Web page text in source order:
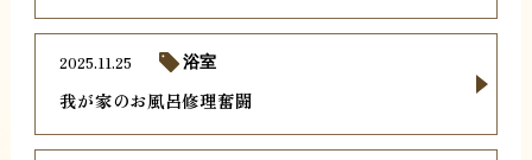
我が家のお風呂修理奮闘
2025.11.25 浴室